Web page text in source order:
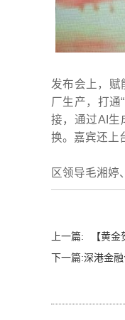
发布会上，赋
厂生产，打通
接，通过AI生
换。嘉宾还上
区领导毛湘婷
上一篇:
【黄
下一篇:深港金